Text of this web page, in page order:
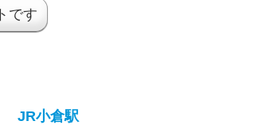
です
JR小倉駅